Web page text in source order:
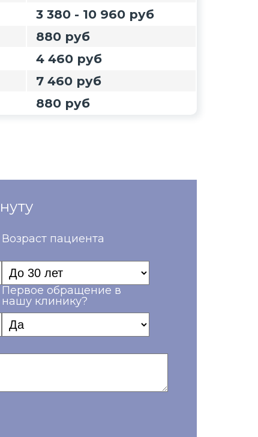
3 380 - 10 960 руб
880 руб
4 460 руб
7 460 руб
880 руб
Возраст пациента
Первое обращение в
нашу клинику?